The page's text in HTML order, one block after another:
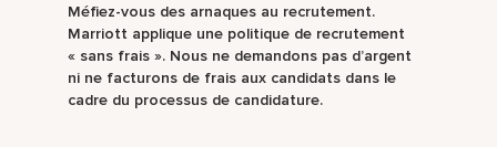
Méfiez-vous des arnaques au recrutement.
Marriott applique une politique de recrutement
« sans frais ». Nous ne demandons pas d’argent
ni ne facturons de frais aux candidats dans le
cadre du processus de candidature.